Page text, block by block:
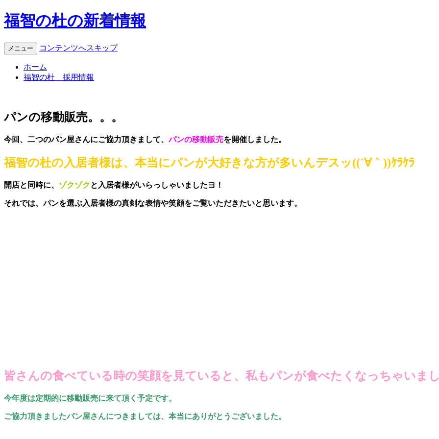
福智の杜の新着情報
メニュー コンテンツへスキップ
ホーム
福智の杜 採用情報
パンの移動販売。。。
今回、二つのパン屋さんにご協力頂きまして、パンの移動販売を開催しました。
福智の杜の入居者様は、本当にパンが大好きな方が多いんデスッ((´∀｀))ｹﾗｹﾗ
開店と同時に、 ゾクゾク と入居者様がいらっしゃいましたヨ！
それでは、パンを選ぶ入居者様の真剣な表情や笑顔をご覧いただきたいと思います。
皆さんの食べている時の笑顔を見ていると、私もパンが食べたくなっちゃいま
今年度は定期的に移動販売に来て頂く予定です。
ご協力頂きましたパン屋さんにつきましては、本当にありがとうございました。